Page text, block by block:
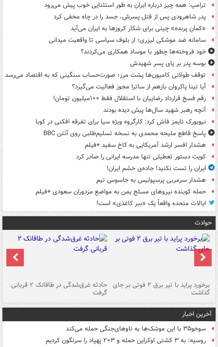
ترامپ: همه چیز درباره ایران به طور استثنایی خوب پیش می‌رود
پدر شاهرودی پس از قتل پسرش، جسد را در چاه مخفی کرد
«کمانِ پرنده» چینی برای شکار کروزها به ایران می‌آید
سامانه ضد موشکی لیزری؛ از بلوف سیاسی تا واقعیت میدانی
خود فروخته‌ها چطور با موساد همکاری می‌کردند؟
بوسه‌ پدر بر پای پسر شهیدش
توقف طولانی کامیون‌ها پشت مرز؛ صورت‌حساب سنگینی که به اقتصاد می‌رسد
آیا تینا پاکروان بازهم از ساترا مجوز فعالیت می‌گیرد؟
رقم فسخ قرارداد رضاییان با استقلال فقط ۱۰۰میلیون تومان!
آنچه رهبر شهید سال‌ها پیش دیده بودند
نیویورک تایمز فاش کرد: کارگروه ویژه سیا برای تفرقه افکنی در کوبا
پاسخ قاطع ملیحه محمدی به نسخه تسلیم‌طلبی روی آنتن BBC
هشدار افسر ارشد آمریکایی به کاخ سفید +فیلم
کویت دستور تعطیلی تنها مدرسه ایرانی را صادر کرد
ایران را تست نکنید! جاده‌ی خشم ایران!
هشدار سرمربی پرسپولیس به جاسوس تیم
حمله کوبنده نیروهای مسلح یمن به مواضع مزدوران سعودی +فیلم
ایالات متحده واقعاً یک «ببر کاغذی» است!
حوادث
برخورد پراید با تیر برق ۲ فوتی بر جای
گذاشت
حادثه غرق‌شدگی در طاقانک ۲ قربانی
گرفت
آخرین اخبار
سوخو۳۵ با این موشک‌ها به ناوهای‌جنگی حمله می‌کند
روسیه: به ۳ کشتی اوکراین حمله و ۲۰۳ پهپاد را سرنگون کردیم